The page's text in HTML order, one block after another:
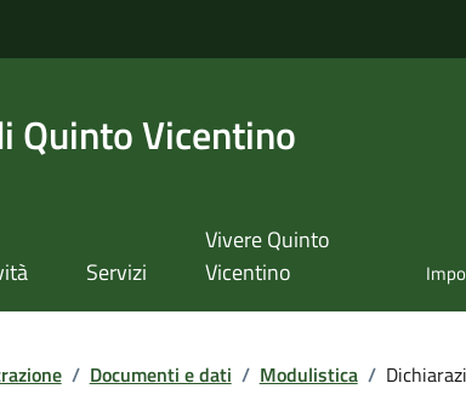
Quinto Vicentino
Servizi
Vivere Quinto
Vicentino
/ Documenti e dati / Modulistica /